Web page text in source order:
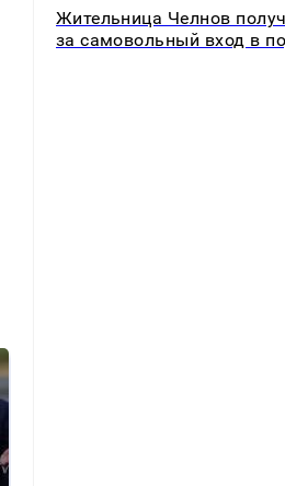
Жительница Челнов
за самовольный вход в